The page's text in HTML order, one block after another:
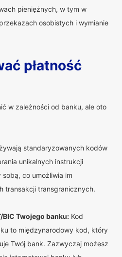
pieniężnych, w tym w
osobistych i wymianie
płatność
w zależności od banku, ale oto
standaryzowanych kodów
unikalnych instrukcji
co umożliwia im
transakcji transgranicznych.
Twojego banku: Kod
to międzynarodowy kod, który
Twój bank. Zazwyczaj możesz